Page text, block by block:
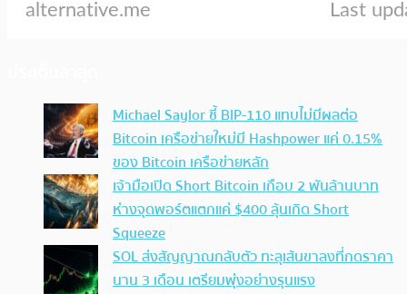
Michael Saylor ชี้ BIP-110 แทบไม่มีผลต่อ
Bitcoin เครือข่ายใหม่มี Hashpower แค่ 0.15%
ของ Bitcoin เครือข่ายหลัก
เจ้ามือเปิด Short Bitcoin เกือบ 2 พันล้านบาท
ห่างจุดพอร์ตแตกแค่ $400 ลุ้นเกิด Short
Squeeze
SOL ส่งสัญญาณกลับตัว ทะลุเส้นขาลงที่กดราคา
นาน 3 เดือน เตรียมพุ่งอย่างรุนแรง